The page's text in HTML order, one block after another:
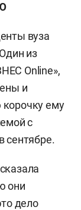
вуза
из
Online»,
и
ему
с
сентябре.
они
дело